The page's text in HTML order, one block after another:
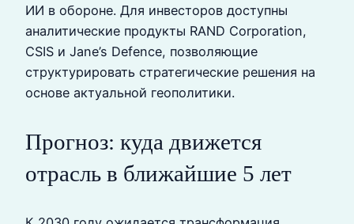
ИИ в обороне. Для инвесторов доступны
аналитические продукты RAND Corporation,
CSIS и Jane’s Defence, позволяющие
структурировать стратегические решения на
основе актуальной геополитики.
Прогноз: куда движется
отрасль в ближайшие 5 лет